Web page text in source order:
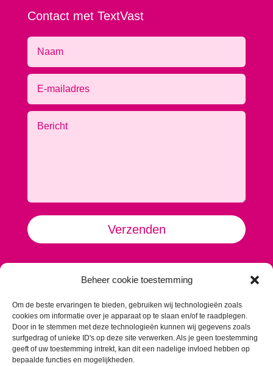
Beheer cookie toestemming
Om de beste ervaringen te bieden, gebruiken wij technologieën zoals
cookies om informatie over je apparaat op te slaan en/of te raadplegen.
Door in te stemmen met deze technologieën kunnen wij gegevens zoals
surfgedrag of unieke ID's op deze site verwerken. Als je geen toestemming
geeft of uw toestemming intrekt, kan dit een nadelige invloed hebben op
bepaalde functies en mogelijkheden.
Contact met TextVast
Verzenden
Alternative:
Krommeweg 2
Contact:
Koen: 06 13 77 08 25
koen@textvast.nl
Romy: 06 10 57 13 58